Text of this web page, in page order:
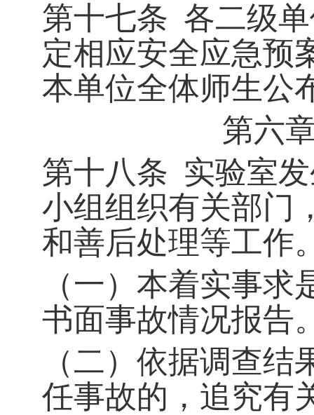
第十七条 各二级
定相应安全应急预
本单位全体师生公
第六
第十八条 实验室
小组组织有关部门
和善后处理等工作
（一）本着实事
书面事故情况报告
（二）依据调查
任事故的，追究有